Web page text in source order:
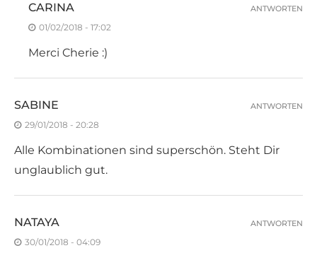
CARINA
01/02/2018 - 17:02
Merci Cherie :)
ANTWORTEN
SABINE
29/01/2018 - 20:28
Alle Kombinationen sind superschön. Steht Dir
unglaublich gut.
ANTWORTEN
NATAYA
30/01/2018 - 04:09
ANTWORTEN